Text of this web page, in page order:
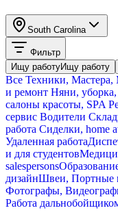
South Carolina
Фильтр
Ищу работуИщу работу
Все Техники,
и ремонт Няни,
салоны красоты, SPA
cервис Водители
работа Сиделки, home
Удаленная работа
и для студентов
salespersons
дизайнШвеи, Портные
Фотографы,
Работа